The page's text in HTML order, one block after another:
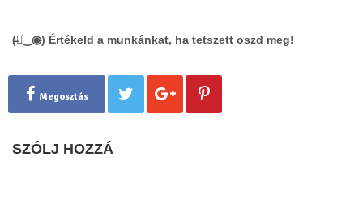
(̶◉͛‿◉̶) Értékeld a munkánkat, ha tetszett oszd meg!
Megosztás
SZÓLJ HOZZÁ